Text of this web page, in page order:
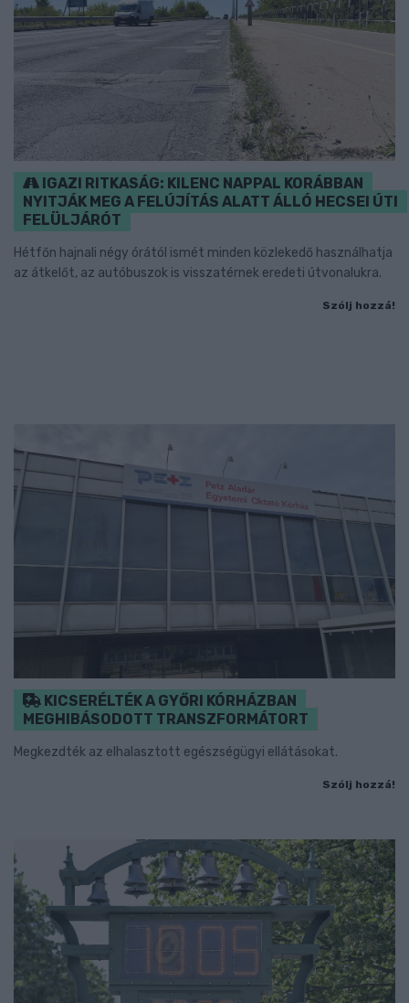
IGAZI RITKASÁG: KILENC NAPPAL KORÁBBAN
NYITJÁK MEG A FELÚJÍTÁS ALATT ÁLLÓ HECSEI ÚTI
FELÜLJÁRÓT
Hétfőn hajnali négy órától ismét minden közlekedő használhatja
az átkelőt, az autóbuszok is visszatérnek eredeti útvonalukra.
Szólj hozzá!
KICSERÉLTÉK A GYŐRI KÓRHÁZBAN
MEGHIBÁSODOTT TRANSZFORMÁTORT
Megkezdték az elhalasztott egészségügyi ellátásokat.
Szólj hozzá!